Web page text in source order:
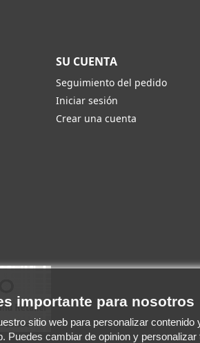
SU CUENTA
Seguimiento del pedido
Iniciar sesión
Crear una cuenta
importante para nosotros
sitio web para personalizar
cambiar de opinion y